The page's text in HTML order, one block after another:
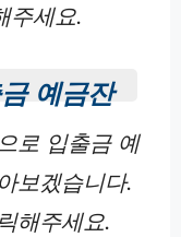
주세요.
예금잔
로 입출금 예
보겠습니다.
해주세요.